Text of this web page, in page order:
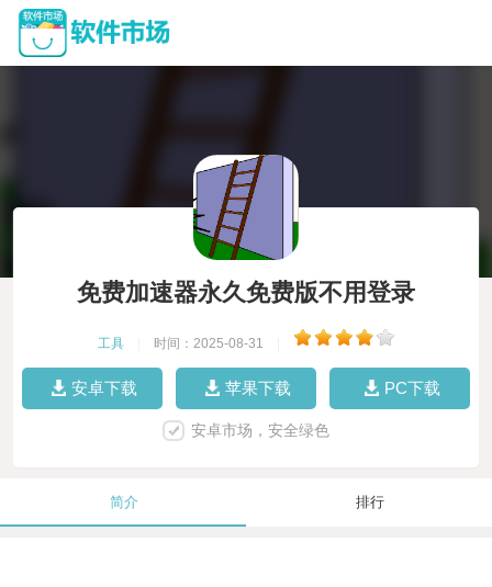
免费加速器永久免费版不用登录
工具 时间：2025-08-31
安卓下载 苹果下载 PC下载
安卓市场，安全绿色
简介 排行